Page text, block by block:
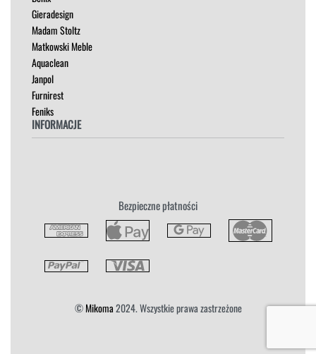
SOFY
STOLIKI
STOŁY
SZAFKI I KOMODY
Benix
Gieradesign
Madam Stoltz
Matkowski Meble
Aquaclean
Janpol
Furnirest
Feniks
INFORMACJE
Reklamacja
Bezpieczne płatności